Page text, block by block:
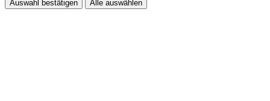
Auswahl bestätigen Alle auswählen